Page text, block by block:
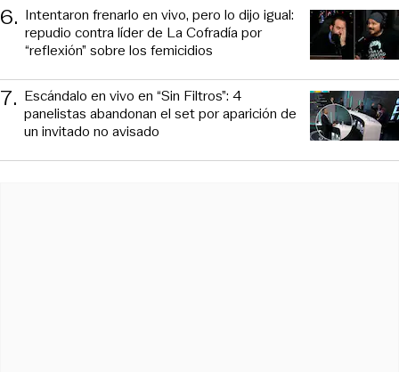
6. Intentaron frenarlo en vivo, pero lo dijo igual:
repudio contra líder de La Cofradía por
“reflexión” sobre los femicidios
7. Escándalo en vivo en “Sin Filtros”: 4
panelistas abandonan el set por aparición de
un invitado no avisado